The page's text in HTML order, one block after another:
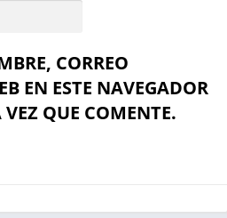
CORREO
EN ESTE NAVEGADOR
QUE COMENTE.